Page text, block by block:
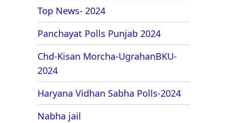
Top News- 2024
Panchayat Polls Punjab 2024
Chd-Kisan Morcha-UgrahanBKU-
2024
Haryana Vidhan Sabha Polls-2024
Nabha jail